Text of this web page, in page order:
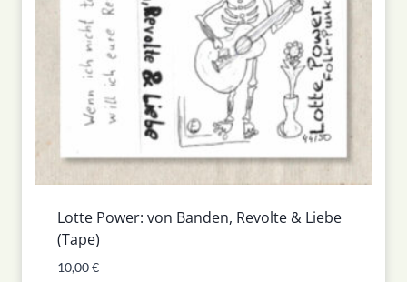
Lotte Power: von Banden, Revolte & Liebe
(Tape)
10,00€